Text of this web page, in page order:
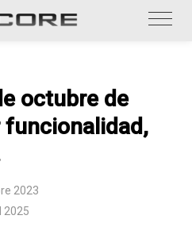
octubre de
funcionalidad,
2023
2025